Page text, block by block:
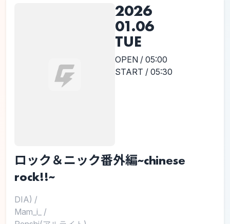
2026
01.06
TUE
OPEN / 05:00
START / 05:30
ロック＆ニック番外編~chinese
rock!!~
DIA) /
Mam_i_ /